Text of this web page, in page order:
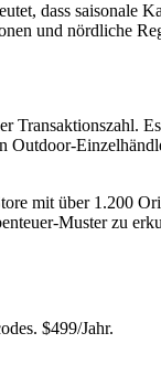
dass
und nördliche
mit über 1.200
Muster zu
$499/Jahr.